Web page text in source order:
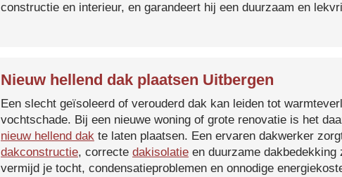
constructie en interieur, en garandeert hij een duurzaam en
Nieuw hellend dak plaatsen Uitbergen
Een slecht geïsoleerd of verouderd dak kan leiden tot
vochtschade. Bij een nieuwe woning of grote renovatie is het
nieuw hellend dak te laten plaatsen. Een ervaren dakwerker
dakconstructie, correcte dakisolatie en duurzame
vermijd je tocht, condensatieproblemen en onnodige